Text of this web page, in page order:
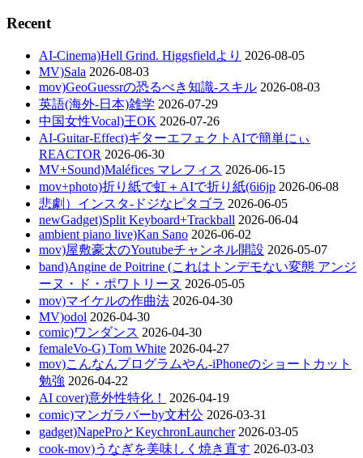
Recent
AI-Cinema)Hell Grind. Higgsfieldより 2026-08-05
MV)Sala 2026-08-03
mov)GeoGuessrの恐るべき知識-スキル 2026-08-03
英語(海外-日本)雑学 2026-07-29
中国女性Vocal)王OK 2026-07-26
AI-Guitar-Effect)ギターエフェクトAIで簡単にぃ
REACTOR 2026-06-30
MV+Sound)Maléfices マレフィス 2026-06-15
mov+photo)折り紙で虹＋AIで折り紙(6i6jp 2026-06-08
悲劇）インスタ-ドジなピタゴラ 2026-06-05
newGadget)Split Keyboard+Trackball 2026-06-04
ambient piano live)Kan Sano 2026-06-02
mov)屋敷豪太のYoutubeチャンネル開設 2026-05-07
band)Angine de Poitrine (これはトンデモない変態 アンジ
ーヌ・ド・ポワトリーヌ 2026-05-05
mov)マイケルの作曲法 2026-04-30
MV)odol 2026-04-30
comic)ワンダンス 2026-04-30
femaleVo-G) Tom White 2026-04-27
mov)こんなんプログラムやん-iPhoneのショートカット
勉強 2026-04-22
AI cover)意外性特化！
2026-04-19
comic)マンガラバーby文村公 2026-03-31
gadget)NapeProとKeychronLauncher 2026-03-05
cook-mov)うなぎを美味しく焼き直す 2026-03-03